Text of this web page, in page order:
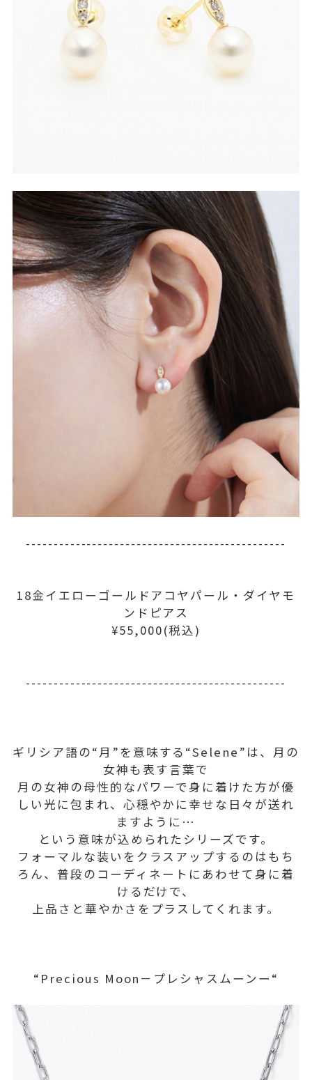
-----------------------------------------------
18金イエローゴールドアコヤパール・ダイヤモ
ンドピアス
¥55,000(税込)
-----------------------------------------------
ギリシア語の“月”を意味する“Selene”は、月の
女神も表す言葉で
月の女神の母性的なパワーで身に着けた方が優
しい光に包まれ、心穏やかに幸せな日々が送れ
ますように…
という意味が込められたシリーズです。
フォーマルな装いをクラスアップするのはもち
ろん、普段のコーディネートにあわせて身に着
けるだけで、
上品さと華やかさをプラスしてくれます。
“Precious Moon－プレシャスムーンー“